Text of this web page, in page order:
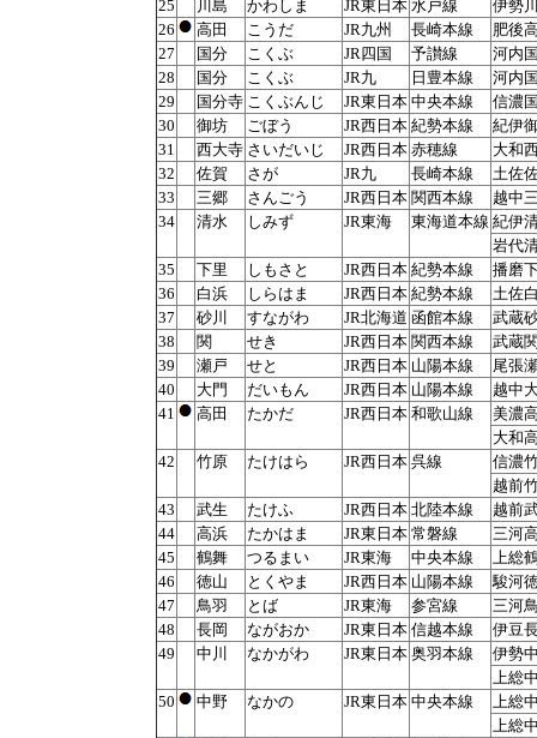
25
川島 かわしま JR東日本 水戸線
伊勢
26
高田 こうだ JR九州 長崎本線
肥後
27
国分 こくぶ JR四国 予讃線
河内
28
国分 こくぶ JR九 日豊本線
河内
29
国分寺 こくぶんじ JR東日本 中央本線
信濃
30
御坊 ごぼう JR西日本 紀勢本線
紀伊
31
西大寺 さいだいじ JR西日本 赤穂線
大和
32
佐賀 さが JR九 長崎本線
土佐
33
三郷 さんごう JR西日本 関西本線
越中
34
清水 しみず JR東海 東海道本線 紀伊
岩代
35
下里 しもさと JR西日本 紀勢本線
播磨
36
白浜 しらはま JR西日本 紀勢本線
土佐
37
砂川 すながわ JR北海道 函館本線
武蔵
38
関 せき JR西日本 関西本線
武蔵
39
瀬戸 せと JR西日本 山陽本線
尾張
40
大門 だいもん JR西日本 山陽本線
越中
41
高田 たかだ JR西日本 和歌山線
美濃
大和
42
竹原 たけはら JR西日本 呉線
信濃
越前
43
武生 たけふ JR西日本 北陸本線
越前
44
高浜 たかはま JR東日本 常磐線
三河
45
鶴舞 つるまい JR東海 中央本線
上総
46
徳山 とくやま JR西日本 山陽本線
駿河
47
鳥羽 とば JR東海 参宮線
三河
48
長岡 ながおか JR東日本 信越本線
伊豆
49
中川 なかがわ JR東日本 奥羽本線
伊勢
上総
50
中野 なかの JR東日本 中央本線
上総
上総